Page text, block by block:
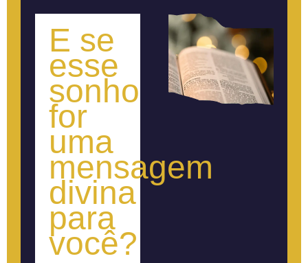
E se
esse
sonho
for
uma
mensagem
divina
para
você?